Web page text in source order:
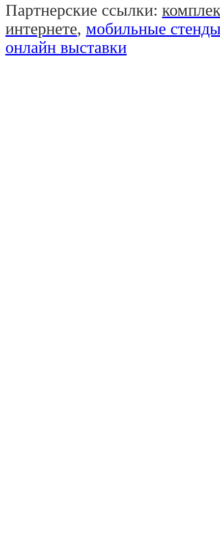
Партнерские ссылки:
интернете, мобильные
онлайн выставки